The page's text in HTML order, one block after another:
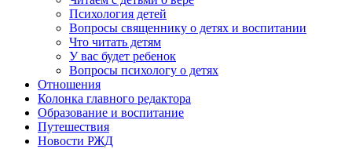
Психология детей
Вопросы священнику о детях и воспитании
Что читать детям
У вас будет ребенок
Вопросы психологу о детях
Отношения
Колонка главного редактора
Образование и воспитание
Путешествия
Новости РЖД